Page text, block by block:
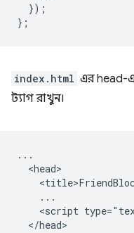
});
};
index.html এর head-
ট্যাগ রাখুন।
...
  <head>
    ...
<script
  </head>